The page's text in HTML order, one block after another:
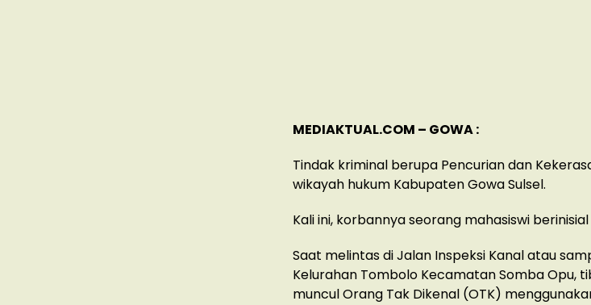
MEDIAKTUAL.COM – GOWA :
Tindak kriminal berupa Pencurian dan
wikayah hukum Kabupaten Gowa Sulsel.
Kali ini, korbannya seorang mahasiswi berinisial
Saat melintas di Jalan Inspeksi Kanal atau
Kelurahan Tombolo Kecamatan Somba Opu,
muncul Orang Tak Dikenal (OTK)